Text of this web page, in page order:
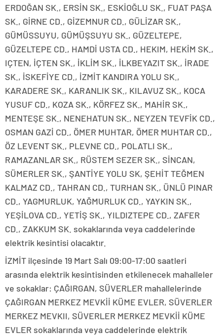
ERDOĞAN SK., ERSİN SK., ESKİOĞLU SK., FUAT PAŞA
SK., GİRNE CD., GİZEMNUR CD., GÜLİZAR SK.,
GÜMÜSSUYU, GÜMÜŞSUYU SK., GÜZELTEPE,
GÜZELTEPE CD., HAMDİ USTA CD., HEKIM, HEKİM SK.,
IÇTEN, İÇTEN SK., İKLİM SK., İLKBEYAZIT SK., İRADE
SK., İSKEFİYE CD., İZMİT KANDIRA YOLU SK.,
KARADERE SK., KARANLIK SK., KILAVUZ SK., KOCA
YUSUF CD., KOZA SK., KÖRFEZ SK., MAHİR SK.,
MENTEŞE SK., NENEHATUN SK., NEYZEN TEVFİK CD.,
OSMAN GAZİ CD., ÖMER MUHTAR, ÖMER MUHTAR CD.,
ÖZ LEVENT SK., PLEVNE CD., POLATLI SK.,
RAMAZANLAR SK., RÜSTEM SEZER SK., SİNCAN,
SÜMERLER SK., ŞANTİYE YOLU SK, ŞEHİT TEĞMEN
KALMAZ CD., TAHRAN CD., TURHAN SK., ÜNLÜ PINAR
CD., YAGMURLUK, YAĞMURLUK CD., YAYKIN SK.,
YEŞİLOVA CD., YETİŞ SK., YILDIZTEPE CD., ZAFER
CD., ZAKKUM SK. sokaklarında veya caddelerinde
elektrik kesintisi olacaktır.
İZMİT ilçesinde 19 Mart Salı 09:00-17:00 saatleri
arasında elektrik kesintisinden etkilenecek mahalleler
ve sokaklar: ÇAĞIRGAN, SÜVERLER mahallelerinde
ÇAĞIRGAN MERKEZ MEVKİİ KÜME EVLER, SÜVERLER
MERKEZ MEVKII, SÜVERLER MERKEZ MEVKİİ KÜME
EVLER sokaklarında veya caddelerinde elektrik